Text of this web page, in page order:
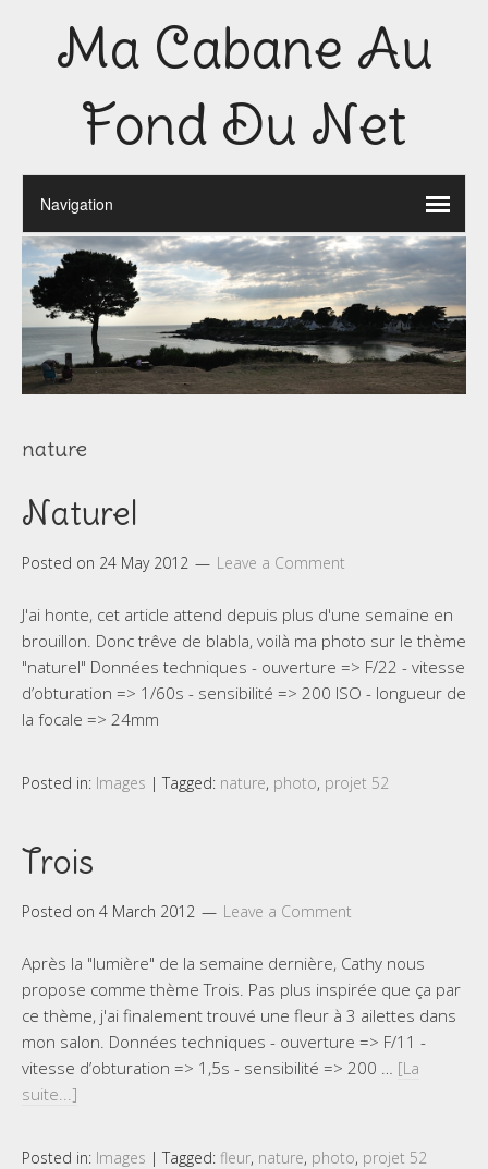
Ma Cabane Au
Fond Du Net
nature
Naturel
Posted on 24 May 2012 Leave a Comment
J'ai honte, cet article attend depuis plus d'une semaine en
brouillon. Donc trêve de blabla, voilà ma photo sur le thème
"naturel" Données techniques - ouverture => F/22 - vitesse
d’obturation => 1/60s - sensibilité => 200 ISO - longueur de
la focale => 24mm
Posted in: Images | Tagged: nature, photo, projet 52
Trois
Posted on 4 March 2012 Leave a Comment
Après la "lumière" de la semaine dernière, Cathy nous
propose comme thème Trois. Pas plus inspirée que ça par
ce thème, j'ai finalement trouvé une fleur à 3 ailettes dans
mon salon. Données techniques - ouverture => F/11 -
vitesse d’obturation => 1,5s - sensibilité => 200 … [La
suite...]
Posted in: Images | Tagged: fleur, nature, photo, projet 52